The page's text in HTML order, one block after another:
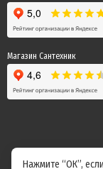
Магазин Сантехник
Нажмите “ОК”,